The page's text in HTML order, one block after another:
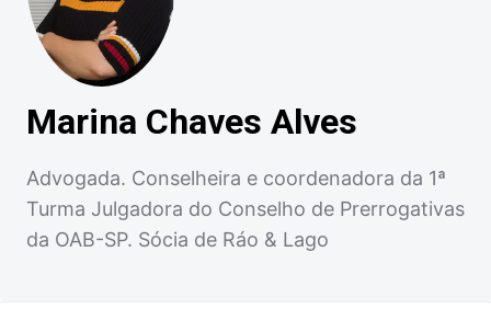
Marina Chaves Alves
Advogada. Conselheira e coordenadora da 1ª
Turma Julgadora do Conselho de Prerrogativas
da OAB-SP. Sócia de Ráo & Lago